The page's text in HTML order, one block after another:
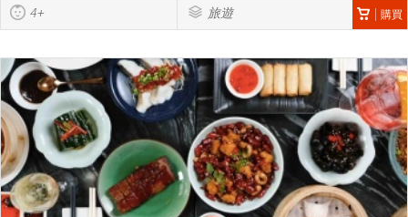
4+ 旅遊 購買